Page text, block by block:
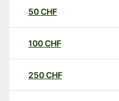
50CHF
100CHF
250CHF